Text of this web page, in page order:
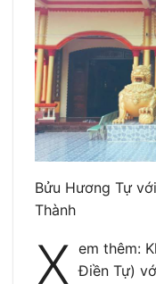
Bửu Hương Tự
Thành
X em thêm:
Điền Tự)